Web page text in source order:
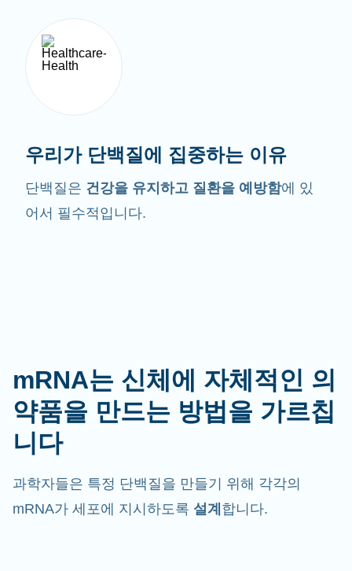
우리가 단백질에 집중하는 이유
단백질은 건강을 유지하고 질환을 예방함에 있
어서 필수적입니다.
mRNA는 신체에 자체적인 의
약품을 만드는 방법을 가르칩
니다
과학자들은 특정 단백질을 만들기 위해 각각의
mRNA가 세포에 지시하도록 설계 합니다.